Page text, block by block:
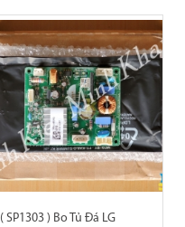
( SP1303 ) Bo Tủ Đá LG